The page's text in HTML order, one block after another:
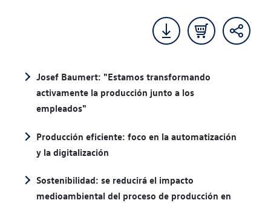
Josef Baumert: "Estamos transformando
activamente la producción junto a los
empleados"
Producción eficiente: foco en la automatización
y la digitalización
Sostenibilidad: se reducirá el impacto
medioambiental del proceso de producción en